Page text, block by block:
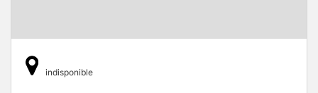
indisponible